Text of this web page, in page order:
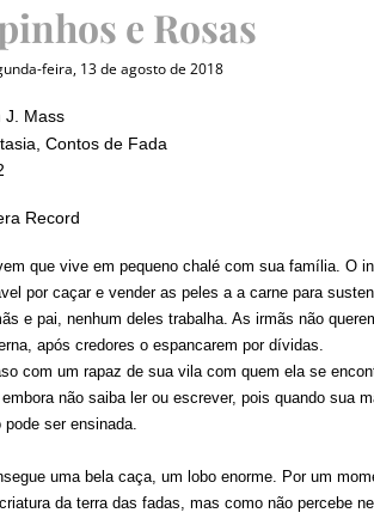
e Rosas
feira, 13 de agosto de 2018
J. Mass
Contos de Fada
Record
que vive em pequeno chalé com sua família. O
por caçar e vender as peles a a carne para
e pai, nenhum deles trabalha. As irmãs não
após credores o espancarem por dívidas.
com um rapaz de sua vila com quem ela se
não saiba ler ou escrever, pois quando sua
pode ser ensinada.
uma bela caça, um lobo enorme. Por um
da terra das fadas, mas como não percebe